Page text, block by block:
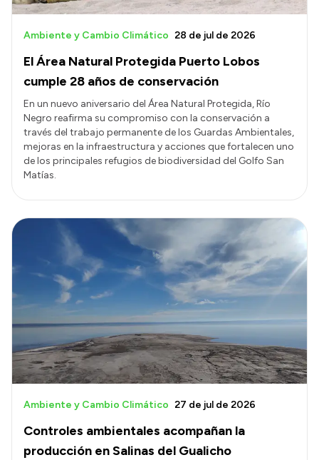
El Área Natural Protegida Puerto Lobos
cumple 28 años de conservación
Ambiente y Cambio Climático 28 de jul de 2026
En un nuevo aniversario del Área Natural Protegida, Río
Negro reafirma su compromiso con la conservación a
través del trabajo permanente de los Guardas Ambientales,
mejoras en la infraestructura y acciones que fortalecen uno
de los principales refugios de biodiversidad del Golfo San
Matías.
Controles ambientales acompañan la
producción en Salinas del Gualicho
Ambiente y Cambio Climático 27 de jul de 2026